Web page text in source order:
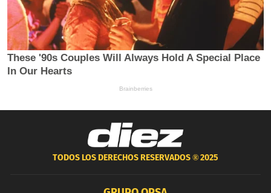
TODOS LOS DERECHOS RESERVADOS ®2025